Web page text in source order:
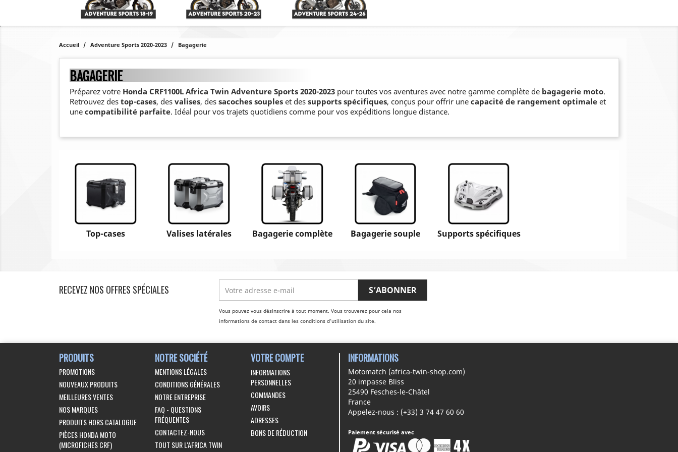
Accueil Adventure Sports 2020-2023 Bagagerie
BAGAGERIE
Préparez votre Honda CRF1100L Africa Twin Adventure Sports 2020-2023 pour toutes vos aventures avec notre gamme complète de bagagerie moto.
Retrouvez des top-cases, des valises, des sacoches souples et des supports spécifiques, conçus pour offrir une capacité de rangement optimale et
une compatibilité parfaite. Idéal pour vos trajets quotidiens comme pour vos expéditions longue distance.
Top-cases Valises latérales Bagagerie complète Bagagerie souple Supports spécifiques
RECEVEZ NOS OFFRES SPÉCIALES
Vous pouvez vous désinscrire à tout moment. Vous trouverez pour cela nos
informations de contact dans les conditions d'utilisation du site.
PRODUITS
PROMOTIONS
NOUVEAUX PRODUITS
MEILLEURES VENTES
NOS MARQUES
PRODUITS HORS CATALOGUE
PIÈCES HONDA MOTO
(MICROFICHES CRF)
NOTRE SOCIÉTÉ
MENTIONS LÉGALES
CONDITIONS GÉNÉRALES
NOTRE ENTREPRISE
FAQ - QUESTIONS
FRÉQUENTES
CONTACTEZ-NOUS
TOUT SUR L'AFRICA TWIN
VOTRE COMPTE
INFORMATIONS
PERSONNELLES
COMMANDES
AVOIRS
ADRESSES
BONS DE RÉDUCTION
INFORMATIONS
Motomatch (africa-twin-shop.com)
20 impasse Bliss
25490 Fesches-le-Châtel
France
Appelez-nous : (+33) 3 74 47 60 60
Paiement sécurisé avec